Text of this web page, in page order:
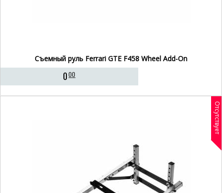
Съемный руль Ferrari GTE F458 Wheel Add-On
000
Отсутствует